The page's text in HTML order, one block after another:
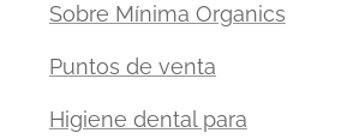
Sobre Mínima Organics
Puntos de venta
Higiene dental para